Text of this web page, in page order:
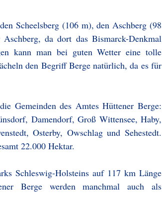
Scheelsberg (106 m), den Aschberg (98
da dort das Bismarck-Denkmal
kann man bei guten Wetter eine tolle
den Begriff Berge natürlich, da es für
Gemeinden des Amtes Hüttener Berge:
Damendorf, Groß Wittensee, Haby,
Osterby, Owschlag und Sehestedt.
22.000 Hektar.
Schleswig-Holsteins auf 117 km Länge
Berge werden manchmal auch als